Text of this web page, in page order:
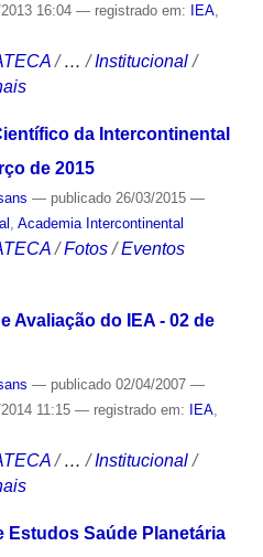
16:04 — registrado em: IEA,
/…/Institucional /
da Intercontinental
de 2015
— publicado26/03/2015 —
Academia Intercontinental
/Fotos /Eventos
Avaliação do IEA - 02 de
— publicado02/04/2007 —
11:15 — registrado em: IEA,
/…/Institucional /
Estudos Saúde Planetária